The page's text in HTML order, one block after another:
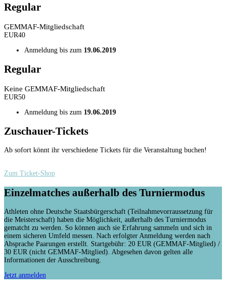
Regular
GEMMAF-Mitgliedschaft
EUR40
Anmeldung bis zum 19.06.2019
Regular
Keine GEMMAF-Mitgliedschaft
EUR50
Anmeldung bis zum 19.06.2019
Zuschauer-Tickets
Ab sofort könnt ihr verschiedene Tickets für die Veranstaltung buchen!
Zum Ticket-Shop
Einzelmatches außerhalb des Turniermodus
Athleten ohne Deutsche Staatsbürgerschaft (Teilnahmevorraussetzung für
die Meisterschaft) haben die Möglichkeit, außerhalb des Turniermodus
gematcht zu werden. So können auch sie Erfahrung sammeln und sich in
einem sicheren Umfeld messen. Nach erfolgter Anmeldung werden nach
Absprache Paarungen erstellt. Startgebühr: 20 EUR (GEMMAF-Mitglied) /
30 EUR (nicht GEMMAF-Mitglied). Abgesehen davon gelten alle
Informationen der Ausschreibung.
Jetzt anmelden